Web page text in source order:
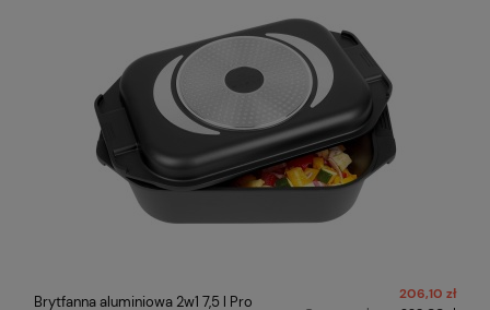
Brytfanna aluminiowa 2w1 7,5 l Pro
206,10 zł